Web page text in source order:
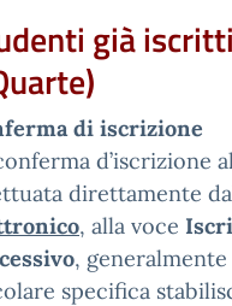
già
di iscrizione
d’iscrizione
direttamente
, alla voce
,
specifica